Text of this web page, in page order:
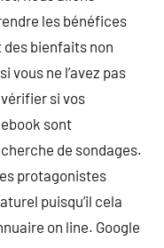
les bénéfices
bienfaits non
vous ne l’avez pas
vérifier si vos
sont
de sondages.
protagonistes
puisqu’il cela
on line. Google